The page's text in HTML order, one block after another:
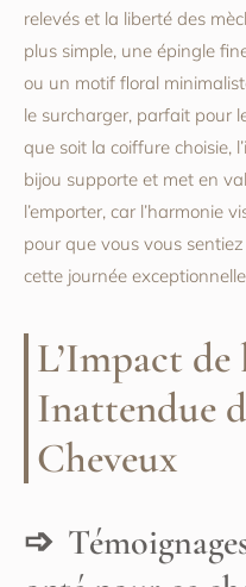
relevés et la liberté des
plus simple, une épingle
ou un motif floral
le surcharger, parfait pour
que soit la coiffure choisie,
bijou supporte et met en
l’emporter, car l’harmonie
pour que vous vous
cette journée
L’Impact de
Inattendue
Cheveux